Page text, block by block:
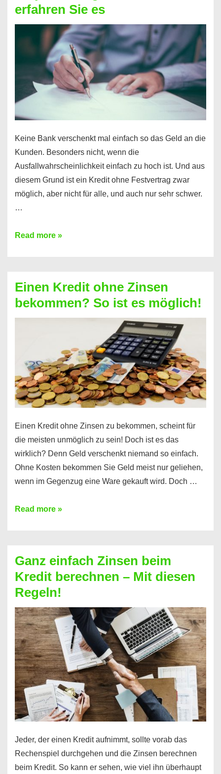
nicht
nur
für
Handy
möglich!
erfahren Sie es
Keine Bank verschenkt mal einfach so das Geld an die
Kunden. Besonders nicht, wenn die
Ausfallwahrscheinlichkeit einfach zu hoch ist. Und aus
diesem Grund ist ein Kredit ohne Festvertrag zwar
möglich, aber nicht für alle, und auch nur sehr schwer.
…
Ist
Festvertrag
für
jeden
erfahren
Sie
es
Read more »
Einen Kredit ohne Zinsen
bekommen? So ist es möglich!
Einen Kredit ohne Zinsen zu bekommen, scheint für
die meisten unmöglich zu sein! Doch ist es das
wirklich? Denn Geld verschenkt niemand so einfach.
Ohne Kosten bekommen Sie Geld meist nur geliehen,
wenn im Gegenzug eine Ware gekauft wird. Doch …
Einen
bekommen?
So
ist
es
möglich!
Read more »
Ganz einfach Zinsen beim
Kredit berechnen – Mit diesen
Regeln!
Jeder, der einen Kredit aufnimmt, sollte vorab das
Rechenspiel durchgehen und die Zinsen berechnen
beim Kredit. So kann er sehen, wie viel ihn überhaupt